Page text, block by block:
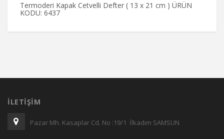
Termoderi Kapak Cetvelli Defter ( 13 x 21 cm ) ÜRÜN
KODU: 6437
İLETIŞIM
Pazar Mh. Kasaplar Cd. No :19/1 İlkadım SAMSUN